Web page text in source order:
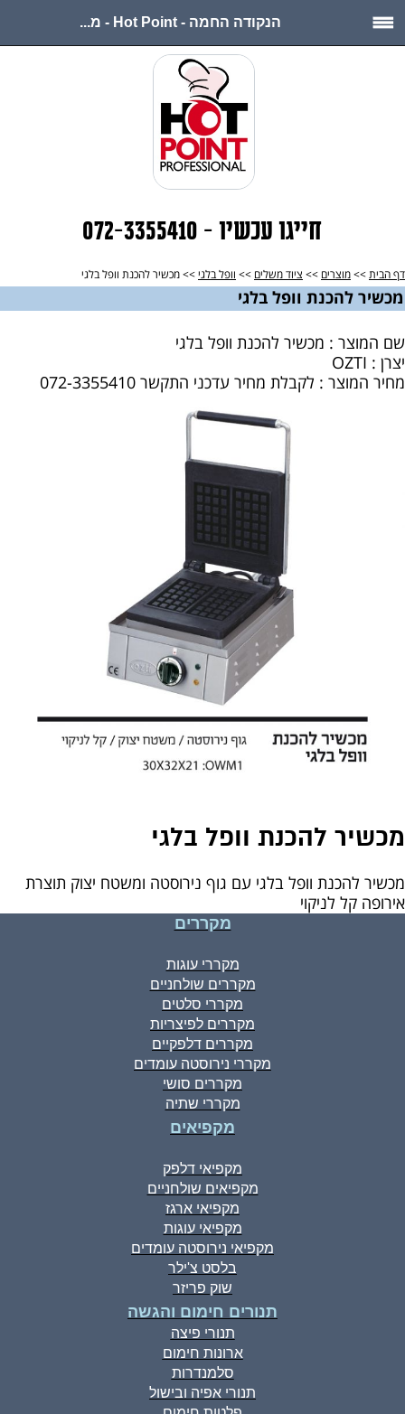
הנקודה החמה - Hot Point - מ...
חייגו עכשיו - 072-3355410
דף הבית >> מוצרים >> ציוד משלים >> וופל בלגי >> מכשיר להכנת וופל בלגי
מכשיר להכנת וופל בלגי
שם המוצר : מכשיר להכנת וופל בלגי
יצרן : OZTI
מחיר המוצר : לקבלת מחיר עדכני התקשר 072-3355410
מכשיר להכנת וופל בלגי
מכשיר להכנת וופל בלגי עם גוף נירוסטה ומשטח יצוק תוצרת
אירופה קל לניקוי
מקררים
מקררי עוגות
מקררים שולחניים
מקררי סלטים
מקררים לפיצריות
מקררים דלפקיים
מקררי נירוסטה עומדים
מקררים סושי
מקררי שתיה
מקפיאים
מקפיאי דלפק
מקפיאים שולחניים
מקפיאי ארגז
מקפיאי עוגות
מקפיאי נירוסטה עומדים
בלסט צ'ילר
שוק פריזר
תנורים חימום והגשה
תנורי פיצה
ארונות חימום
סלמנדרות
תנורי אפיה ובישול